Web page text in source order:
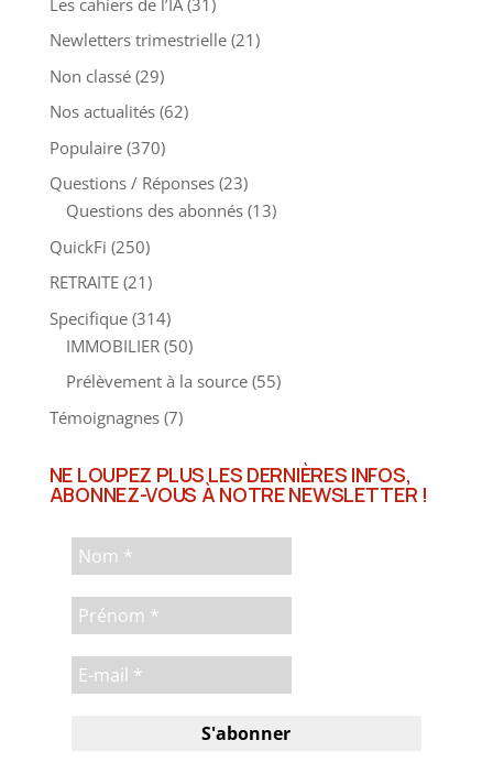
Les cahiers de l’IA(31)
Newletters trimestrielle (21)
Non classé (29)
Nos actualités(62)
Populaire (370)
Questions / Réponses(23)
Questions des abonnés(13)
QuickFi (250)
RETRAITE(21)
Specifique (314)
IMMOBILIER(50)
Prélèvement à la source (55)
Témoignagnes(7)
NE LOUPEZ PLUS LES DERNIÈRES INFOS,
ABONNEZ-VOUS À NOTRE NEWSLETTER !